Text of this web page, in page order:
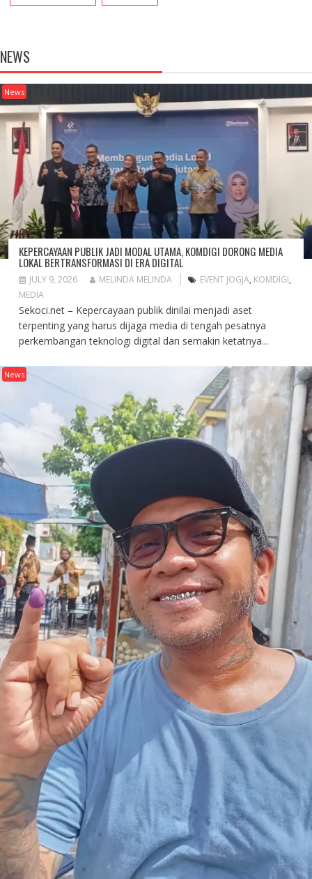
NEWS
News
KEPERCAYAAN PUBLIK JADI MODAL UTAMA, KOMDIGI DORONG MEDIA
LOKAL BERTRANSFORMASI DI ERA DIGITAL
JULY 9, 2026 MELINDA MELINDA EVENT JOGJA, KOMDIGI,
MEDIA
Sekoci.net – Kepercayaan publik dinilai menjadi aset
terpenting yang harus dijaga media di tengah pesatnya
perkembangan teknologi digital dan semakin ketatnya...
News